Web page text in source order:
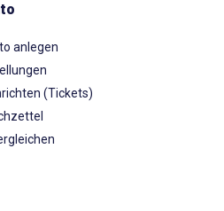
anlegen
(Tickets)